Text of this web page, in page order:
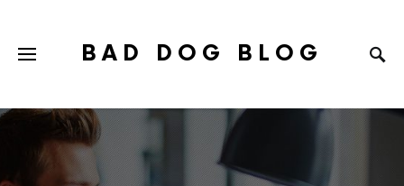
BAD DOG BLOG